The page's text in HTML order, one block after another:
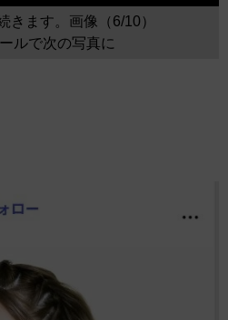
きます。画像（6/10）
ルで次の写真に